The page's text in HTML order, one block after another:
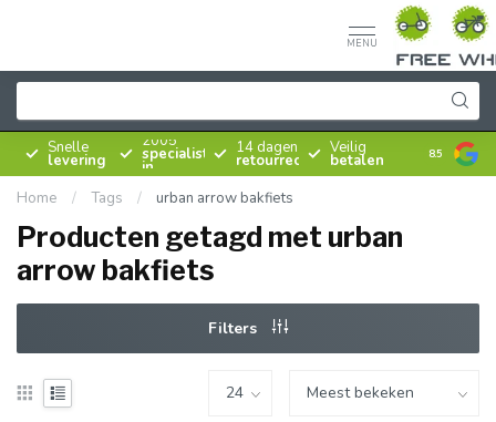
MENU
Snelle
levering
Sinds
2005
specialist
in
rijwielen
14 dagen
retourrecht
Veilig
betalen 8.5
Home / Tags / urban arrow bakfiets
Producten getagd met urban
arrow bakfiets
Filters